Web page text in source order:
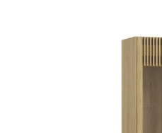
wyrafinowanego uroku do